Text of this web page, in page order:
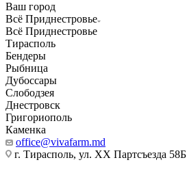
Ваш город
Всё Приднестровье
Всё Приднестровье
Тирасполь
Бендеры
Рыбница
Дубоссары
Слободзея
Днестровск
Григориополь
Каменка
office@vivafarm.md
г. Тирасполь, ул. ХХ Партсъезда 58Б